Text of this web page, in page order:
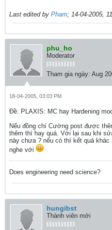
Last edited by Pham; 14-04-2005,
phu_ho
Moderator
Tham gia ngày: Aug
18-04-2005, 03:03 PM
Ðề: PLAXIS: MC hay Hardening
Nếu đồng chí Cường post được
thêm thì hay quá. Với lại sau khi
này chưa ? nếu có thì kết quả khác
nghe với
Does engineering need science?
hungibst
Thành viên mới